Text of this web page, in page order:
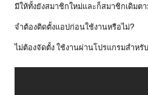
มีให้ทั้งยังสมาชิกใหม่และก็สมาชิกเดิมตา
จำต้องติดตั้งแอปก่อนใช้งานหรือไม่?
ไม่ต้องจัดตั้ง ใช้งานผ่านโปรแกรมสำหรั